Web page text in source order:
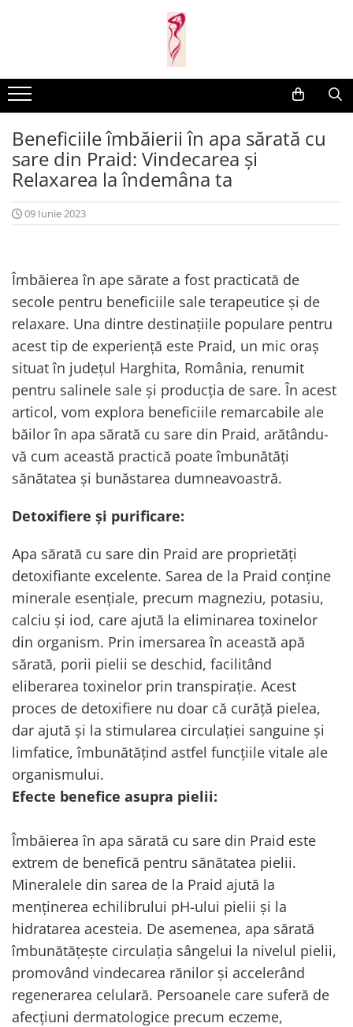
Baie
Copii si bebe
Leagane si scaune
Accesorii
Camping
Prim ajutor
Aparate de masaj
Ingrijirea parului
Ingrijirea unghiilor
Machiaj
Beneficiile îmbăierii în apa sărată cu
sare din Praid: Vindecarea și
Relaxarea la îndemâna ta
09 Iunie 2023
Îmbăierea în ape sărate a fost practicată de
secole pentru beneficiile sale terapeutice și de
relaxare. Una dintre destinațiile populare pentru
acest tip de experiență este Praid, un mic oraș
situat în județul Harghita, România, renumit
pentru salinele sale și producția de sare. În acest
articol, vom explora beneficiile remarcabile ale
băilor în apa sărată cu sare din Praid, arătându-
vă cum această practică poate îmbunătăți
sănătatea și bunăstarea dumneavoastră.
Detoxifiere și purificare:
Apa sărată cu sare din Praid are proprietăți
detoxifiante excelente. Sarea de la Praid conține
minerale esențiale, precum magneziu, potasiu,
calciu și iod, care ajută la eliminarea toxinelor
din organism. Prin imersarea în această apă
sărată, porii pielii se deschid, facilitând
eliberarea toxinelor prin transpirație. Acest
proces de detoxifiere nu doar că curăță pielea,
dar ajută și la stimularea circulației sanguine și
limfatice, îmbunătățind astfel funcțiile vitale ale
organismului.
Efecte benefice asupra pielii:
Îmbăierea în apa sărată cu sare din Praid este
extrem de benefică pentru sănătatea pielii.
Mineralele din sarea de la Praid ajută la
menținerea echilibrului pH-ului pielii și la
hidratarea acesteia. De asemenea, apa sărată
îmbunătățește circulația sângelui la nivelul pielii,
promovând vindecarea rănilor și accelerând
regenerarea celulară. Persoanele care suferă de
afecțiuni dermatologice precum eczeme,